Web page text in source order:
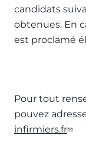
candidats
obtenues. En
est proclamé
Pour tout
pouvez
infirmiers.fr